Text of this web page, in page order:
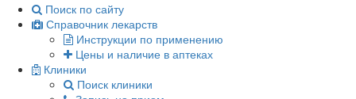
Поиск по сайту
Справочник лекарств
Инструкции по применению
Цены и наличие в аптеках
Клиники
Поиск клиники